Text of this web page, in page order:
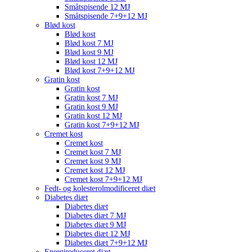
Småtspisende 12 MJ
Småtspisende 7+9+12 MJ
Blød kost
Blød kost
Blød kost 7 MJ
Blød kost 9 MJ
Blød kost 12 MJ
Blød kost 7+9+12 MJ
Gratin kost
Gratin kost
Gratin kost 7 MJ
Gratin kost 9 MJ
Gratin kost 12 MJ
Gratin kost 7+9+12 MJ
Cremet kost
Cremet kost
Cremet kost 7 MJ
Cremet kost 9 MJ
Cremet kost 12 MJ
Cremet kost 7+9+12 MJ
Fedt- og kolesterolmodificeret diæt
Diabetes diæt
Diabetes diæt
Diabetes diæt 7 MJ
Diabetes diæt 9 MJ
Diabetes diæt 12 MJ
Diabetes diæt 7+9+12 MJ